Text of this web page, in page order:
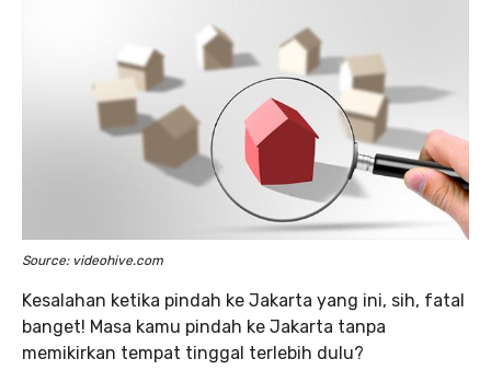
Source: videohive.com
Kesalahan ketika pindah ke Jakarta yang ini, sih, fatal
banget! Masa kamu pindah ke Jakarta tanpa
memikirkan tempat tinggal terlebih dulu?